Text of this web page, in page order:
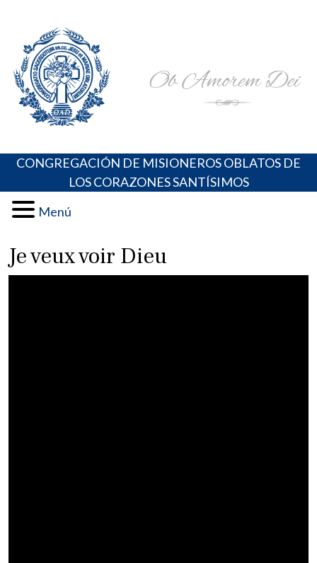
content
Portal de los Padres Oblatos. Advocaciones Marianas,
Oraciones, Música religiosa y más
CONGREGACIÓN DE MISIONEROS OBLATOS DE
LOS CORAZONES SANTÍSIMOS
Menú
Je veux voir Dieu